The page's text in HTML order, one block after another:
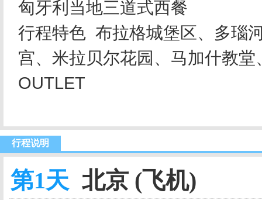
匈牙利当地三道式西餐
行程特色 布拉格城堡区、多瑙
宫、米拉贝尔花园、马加什教
OUTLET
行程说明
第1天 北京 (飞机)